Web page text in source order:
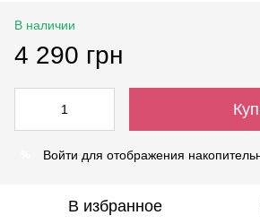
В наличии
4 290 грн
Войти для отображения
В избранное